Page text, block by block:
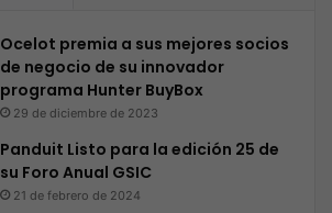
Ocelot premia a sus mejores socios
de negocio de su innovador
programa Hunter BuyBox
29 de diciembre de 2023
Panduit Listo para la edición 25 de
su Foro Anual GSIC
21 de febrero de 2024